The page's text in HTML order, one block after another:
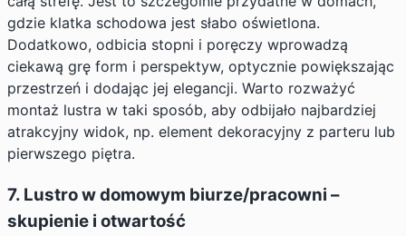
gdzie klatka schodowa jest słabo oświetlona.
Dodatkowo, odbicia stopni i poręczy wprowadzą
ciekawą grę form i perspektyw, optycznie powiększając
przestrzeń i dodając jej elegancji. Warto rozważyć
montaż lustra w taki sposób, aby odbijało najbardziej
atrakcyjny widok, np. element dekoracyjny z parteru lub
pierwszego piętra.
7. Lustro w domowym biurze/pracowni –
skupienie i otwartość